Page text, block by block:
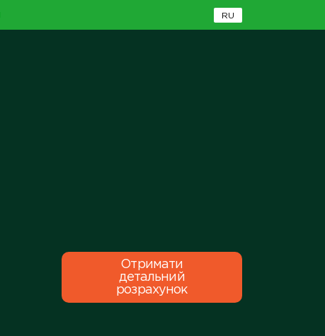
RU
Отримати
детальний
розрахунок